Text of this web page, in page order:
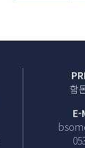
함
E-